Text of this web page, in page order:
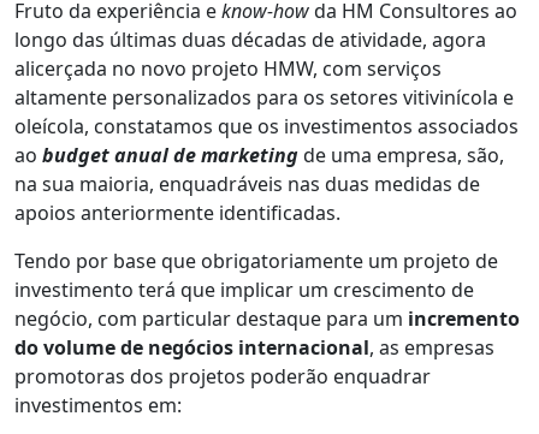
Fruto da experiência eknow-howda HM Consultores ao
longo das últimas duas décadas de atividade, agora
alicerçada no novo projeto HMW, com serviços
altamente personalizados para os setores vitivinícola e
oleícola, constatamos que os investimentos associados
ao budget anual de marketingde uma empresa, são,
na sua maioria, enquadráveis nas duas medidas de
apoios anteriormente identificadas.
Tendo por base que obrigatoriamente um projeto de
investimento terá que implicar um crescimento de
negócio, com particular destaque para um incremento
do volume de negócios internacional, as empresas
promotoras dos projetos poderão enquadrar
investimentos em: